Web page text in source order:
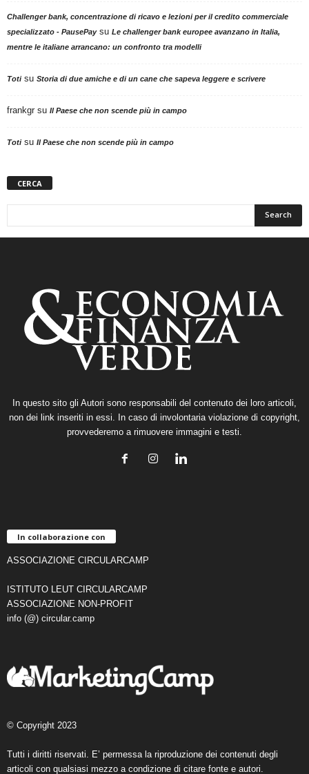
Challenger bank, concentrazione di ricavo e lezioni per il credito commerciale
specializzato - PausePaysu Le challenger bank europee avanzano in Italia,
mentre le italiane arrancano: un confronto tra modelli
Totisu Storia di due amiche e di un cane che sapeva leggere e scrivere
frankgr su Il Paese che non scende più in campo
Totisu Il Paese che non scende più in campo
CERCA
In questo sito gli Autori sono responsabili del contenuto dei loro articoli,
non dei link inseriti in essi. In caso di involontaria violazione di copyright,
provvederemo a rimuovere immagini e testi.
In collaborazione con
ASSOCIAZIONE CIRCULARCAMP
ISTITUTO LEUT CIRCULARCAMP
ASSOCIAZIONE NON-PROFIT
info (@) circular.camp
© Copyright 2023
Tutti i diritti riservati. E’ permessa la riproduzione dei contenuti degli
articoli con qualsiasi mezzo a condizione di citare fonte e autori.